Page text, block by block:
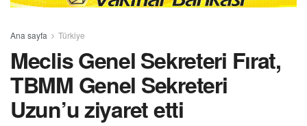
Ana sayfa Türkiye
Meclis Genel Sekreteri Fırat,
TBMM Genel Sekreteri
Uzun’u ziyaret etti